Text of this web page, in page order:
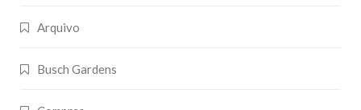
Arquivo
Busch Gardens